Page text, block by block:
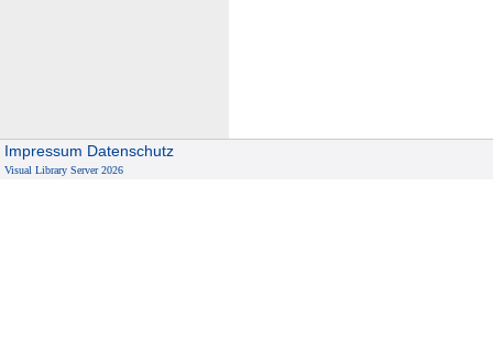
Impressum Datenschutz
Visual Library Server 2026